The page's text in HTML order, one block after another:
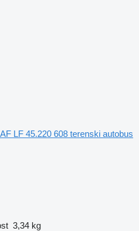
LF 45.220 608 terenski autobus
3,34 kg